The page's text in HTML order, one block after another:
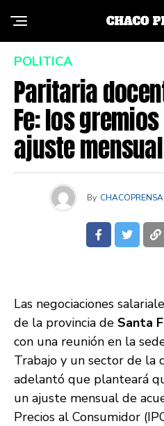
POLITICA
Paritaria
Fe: los
ajuste mensual
By CHACOPRENSA
Las negociaciones
de la provincia de Santa
con una reunión en la
Trabajo y un sector de la
adelantó que planteará
un ajuste mensual de
Precios al Consumidor